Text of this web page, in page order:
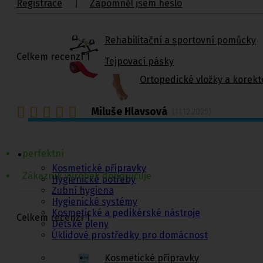
Rehabilitační a sportovní pomůcky
Tejpovací pásky
Ortopedické vložky a
pleny
Kosmetické přípravky
Hygienické potřeby
Zubní hygiena
Hygienické systémy
Kosmetické a pedikérské nástroje
Dětské pleny
Úklidové prostředky pro domácnost
Kosmetické přípravky
Registrace Zapomněl jsem heslo
Celkem recenzí 1
Miluše Hlavsová (11.12.2025)
perfektní
Zákazník výrobek doporučuje
Celkem recenzí 1